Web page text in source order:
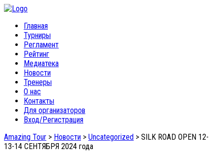
Главная
Турниры
Регламент
Рейтинг
Медиатека
Новости
Тренеры
О нас
Контакты
Для организаторов
Вход/Регистрация
Amazing Tour > Новости > Uncategorized > SILK ROAD OPEN 12-
13-14 СЕНТЯБРЯ 2024 года